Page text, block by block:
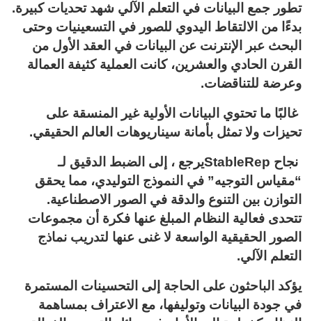
تطور جمع البيانات في التعلم الآلي شهد تحديات كبيرة.
بدءًا من الالتقاط اليدوي للصور في التسعينيات وحتى
البحث عبر الإنترنت عن البيانات في العقد الأول من
القرن الحادي والعشرين، كانت العملية كثيفة العمالة
وعرضة للتناقضات.
غالبًا ما تحتوي البيانات الأولية غير المنسقة على
تحيزات ولا تمثل بأمانة سيناريوهات العالم الحقيقي.
نجاح StableRepيرجع ، إلى الضبط الدقيق لـ
“مقياس التوجيه” في النموذج التوليدي، مما يحقق
التوازن بين التنوع والدقة في الصور الاصطناعية.
تتحدى فعالية النظام المبلغ عنها فكرة أن مجموعات
الصور الحقيقية الواسعة لا غنى عنها لتدريب نماذج
التعلم الآلي.
يؤكد الباحثون على الحاجة إلى التحسينات المستمرة
في جودة البيانات وتوليفها، مع الاعتراف بمساهمة